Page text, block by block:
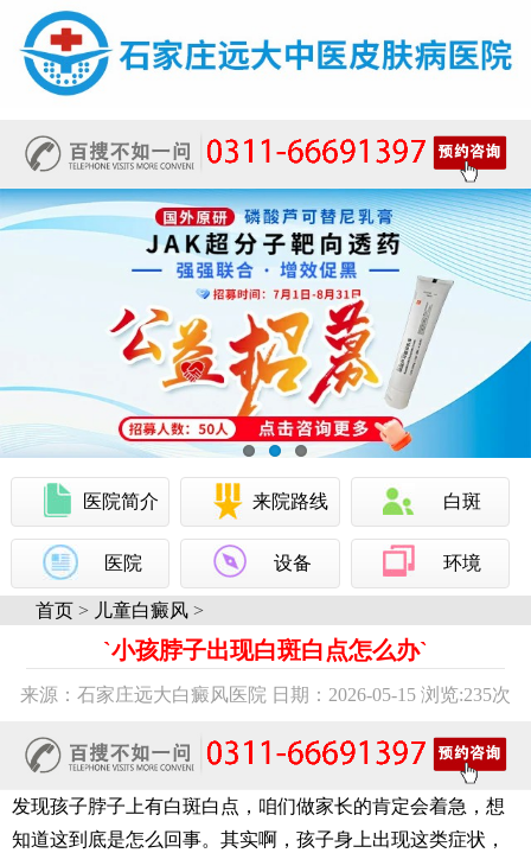
医院简介 来院路线 白斑
医院 设备 环境
首页 > 儿童白癜风 >
`小孩脖子出现白斑白点怎么办`
来源：石家庄远大白癜风医院 日期：2026-05-15 浏览:235次
发现孩子脖子上有白斑白点，咱们做家长的肯定会着急，想
知道这到底是怎么回事。其实啊，孩子身上出现这类症状，